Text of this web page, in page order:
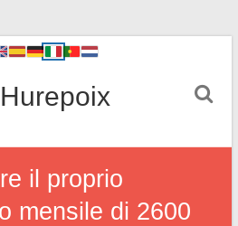
il proprio
mensile di 2600